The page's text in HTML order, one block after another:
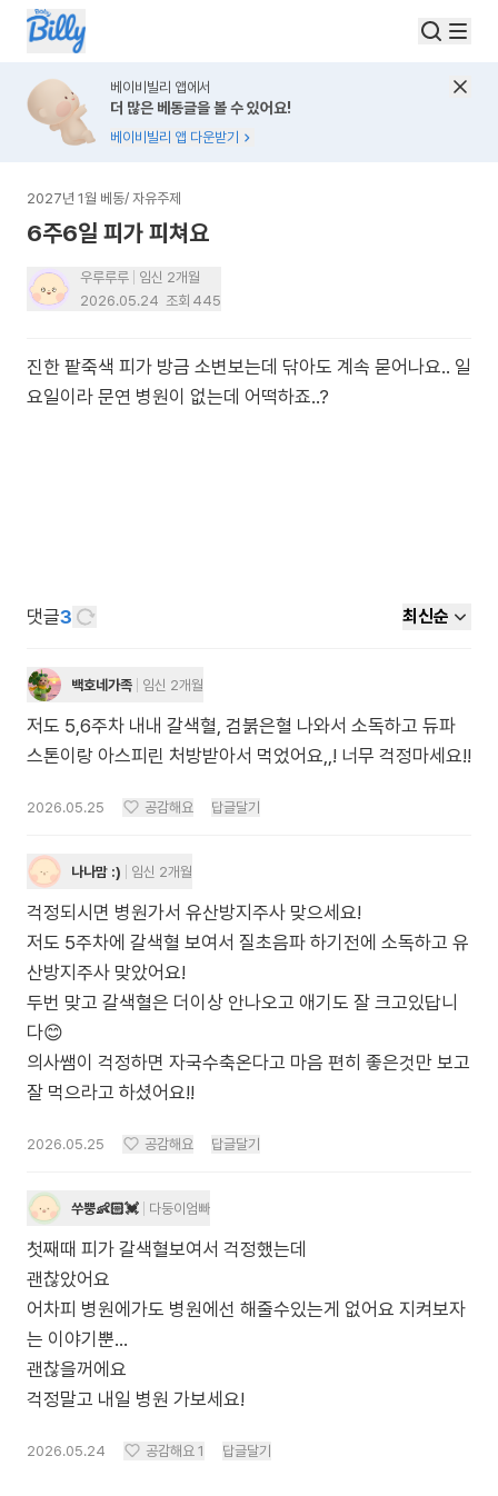
베이비빌리 앱에서
더 많은 베동글을 볼 수 있어요!
베이비빌리 앱 다운받기
2027년 1월 베동/ 자유주제
6주6일 피가 피쳐요
우루루루
임신 2개월
2026.05.24 조회 445
진한 팥죽색 피가 방금 소변보는데 닦아도 계속 묻어나요.. 일
요일이라 문연 병원이 없는데 어떡하죠..?
댓글3 최신순
백호네가족 임신 2개월
저도 5,6주차 내내 갈색혈, 검붉은혈 나와서 소독하고 듀파
스톤이랑 아스피린 처방받아서 먹었어요,,! 너무 걱정마세요!!
2026.05.25 공감해요 답글달기
나나맘 :) 임신 2개월
걱정되시면 병원가서 유산방지주사 맞으세요!
저도 5주차에 갈색혈 보여서 질초음파 하기전에 소독하고 유
산방지주사 맞았어요!
두번 맞고 갈색혈은 더이상 안나오고 애기도 잘 크고있답니
다😊
의사쌤이 걱정하면 자국수축온다고 마음 편히 좋은것만 보고
잘 먹으라고 하셨어요!!
2026.05.25 공감해요 답글달기
쑤뿡👶🏻💓 다둥이엄빠
첫째때 피가 갈색혈보여서 걱정했는데
괜찮았어요
어차피 병원에가도 병원에선 해줄수있는게 없어요 지켜보자
는 이야기뿐...
괜찮을꺼에요
걱정말고 내일 병원 가보세요!
2026.05.24 공감해요 1 답글달기